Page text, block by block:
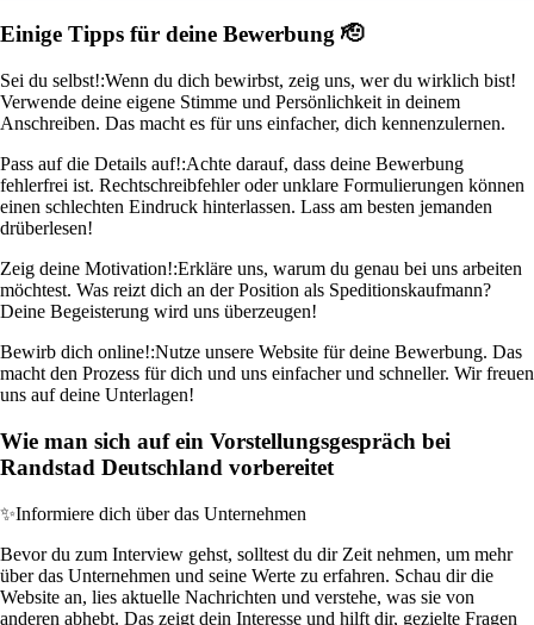
Einige Tipps für deine Bewerbung 🫡
Sei du selbst!:Wenn du dich bewirbst, zeig uns, wer du wirklich bist!
Verwende deine eigene Stimme und Persönlichkeit in deinem
Anschreiben. Das macht es für uns einfacher, dich kennenzulernen.
Pass auf die Details auf!:Achte darauf, dass deine Bewerbung
fehlerfrei ist. Rechtschreibfehler oder unklare Formulierungen können
einen schlechten Eindruck hinterlassen. Lass am besten jemanden
drüberlesen!
Zeig deine Motivation!:Erkläre uns, warum du genau bei uns arbeiten
möchtest. Was reizt dich an der Position als Speditionskaufmann?
Deine Begeisterung wird uns überzeugen!
Bewirb dich online!:Nutze unsere Website für deine Bewerbung. Das
macht den Prozess für dich und uns einfacher und schneller. Wir freuen
uns auf deine Unterlagen!
Wie man sich auf ein Vorstellungsgespräch bei
Randstad Deutschland vorbereitet
✨Informiere dich über das Unternehmen
Bevor du zum Interview gehst, solltest du dir Zeit nehmen, um mehr
über das Unternehmen und seine Werte zu erfahren. Schau dir die
Website an, lies aktuelle Nachrichten und verstehe, was sie von
anderen abhebt. Das zeigt dein Interesse und hilft dir, gezielte Fragen